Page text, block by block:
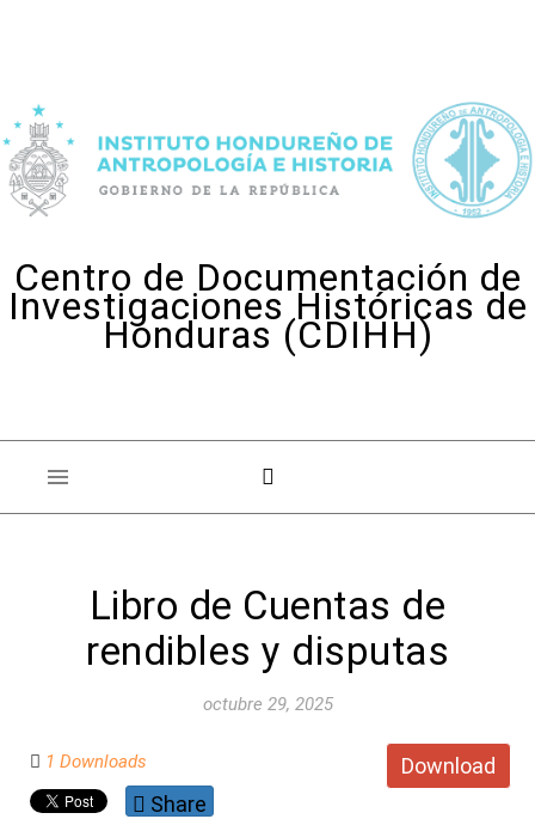
Centro de Documentación de
Investigaciones Históricas de
Honduras (CDIHH)
Libro de Cuentas de
rendibles y disputas
octubre 29, 2025
Download
1 Downloads
Share